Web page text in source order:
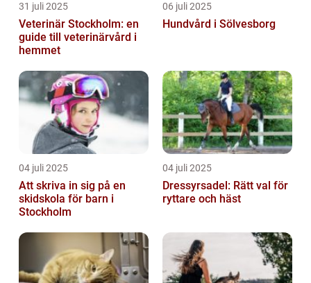
31 juli 2025
Veterinär Stockholm: en
guide till veterinärvård i
hemmet
06 juli 2025
Hundvård i Sölvesborg
04 juli 2025
Att skriva in sig på en
skidskola för barn i
Stockholm
04 juli 2025
Dressyrsadel: Rätt val för
ryttare och häst